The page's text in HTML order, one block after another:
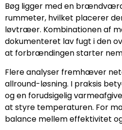
Bøg ligger med en
rummeter, hvilket placerer
løvtræer. Kombinationen af
dokumenteret lav fugt i den
at forbrændingen starter
Flere analyser fremhæver
allround-løsning. I praksis
og en forudsigelig
at styre temperaturen. For
balance mellem effektivitet